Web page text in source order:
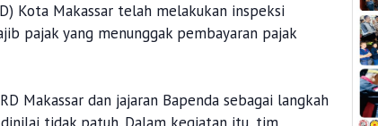
Kota Makassar telah melakukan inspeksi
pajak yang menunggak pembayaran pajak
Makassar dan jajaran Bapenda sebagai langkah